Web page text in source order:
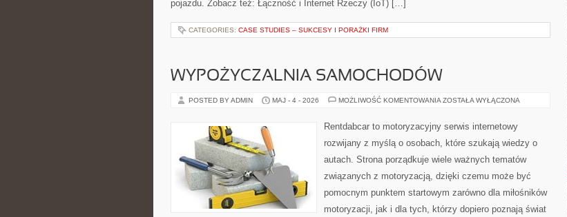
pojazdu. Zobacz też: Łączność i Internet Rzeczy (IoT) […]
CATEGORIES: CASE STUDIES – SUKCESY I PORAŻKI FIRM
WYPOŻYCZALNIA SAMOCHODÓW
POSTED BY ADMIN MAJ - 4 - 2026 MOŻLIWOŚĆ KOMENTOWANIA WYPOŻYCZALNIA
ZOSTAŁA WYŁĄCZONA
Rentdabcar to motoryzacyjny serwis internetowy
rozwijany z myślą o osobach, które szukają wiedzy o
autach. Strona porządkuje wiele ważnych tematów
związanych z motoryzacją, dzięki czemu może być
pomocnym punktem startowym zarówno dla miłośników
motoryzacji, jak i dla tych, którzy dopiero poznają świat